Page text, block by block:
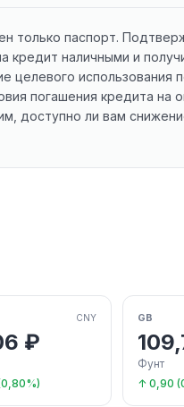
только паспорт.
кредит наличными и
использования
погашения кредита на
доступно ли вам
CNY
₽
GB
Фунт
↑ 0,90